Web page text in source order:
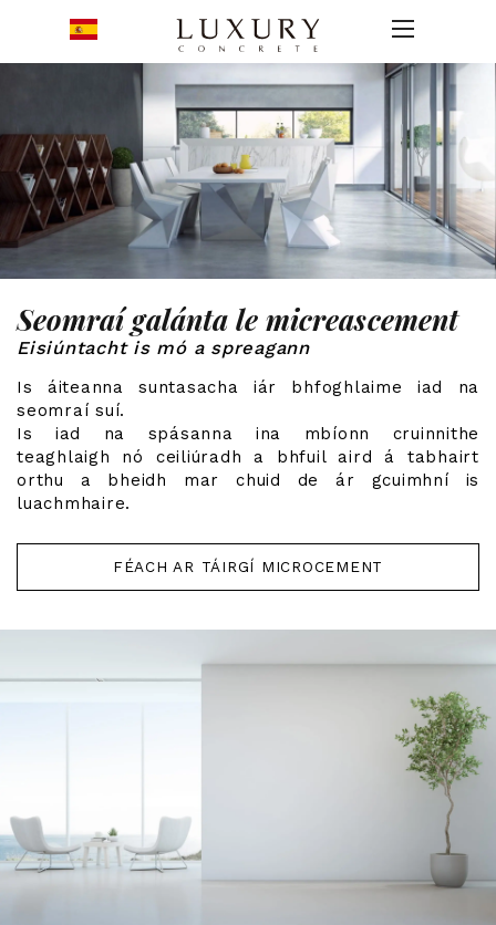
Seomraí galánta le micreascement
Eisiúntacht is mó a spreagann
Is áiteanna suntasacha iár bhfoghlaime iad na
seomraí suí.
Is iad na spásanna ina mbíonn cruinnithe
teaghlaigh nó ceiliúradh a bhfuil aird á tabhairt
orthu a bheidh mar chuid de ár gcuimhní is
luachmhaire.
FÉACH AR TÁIRGÍ MICROCEMENT